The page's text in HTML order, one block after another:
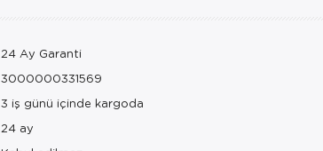
24 Ay Garanti
3000000331569
3 iş günü içinde kargoda
24 ay